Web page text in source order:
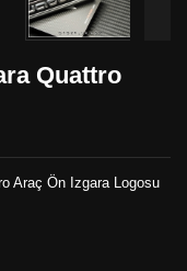
Quattro
Araç Ön Izgara Logosu